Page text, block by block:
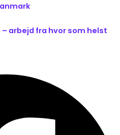
arbejd fra hvor som helst